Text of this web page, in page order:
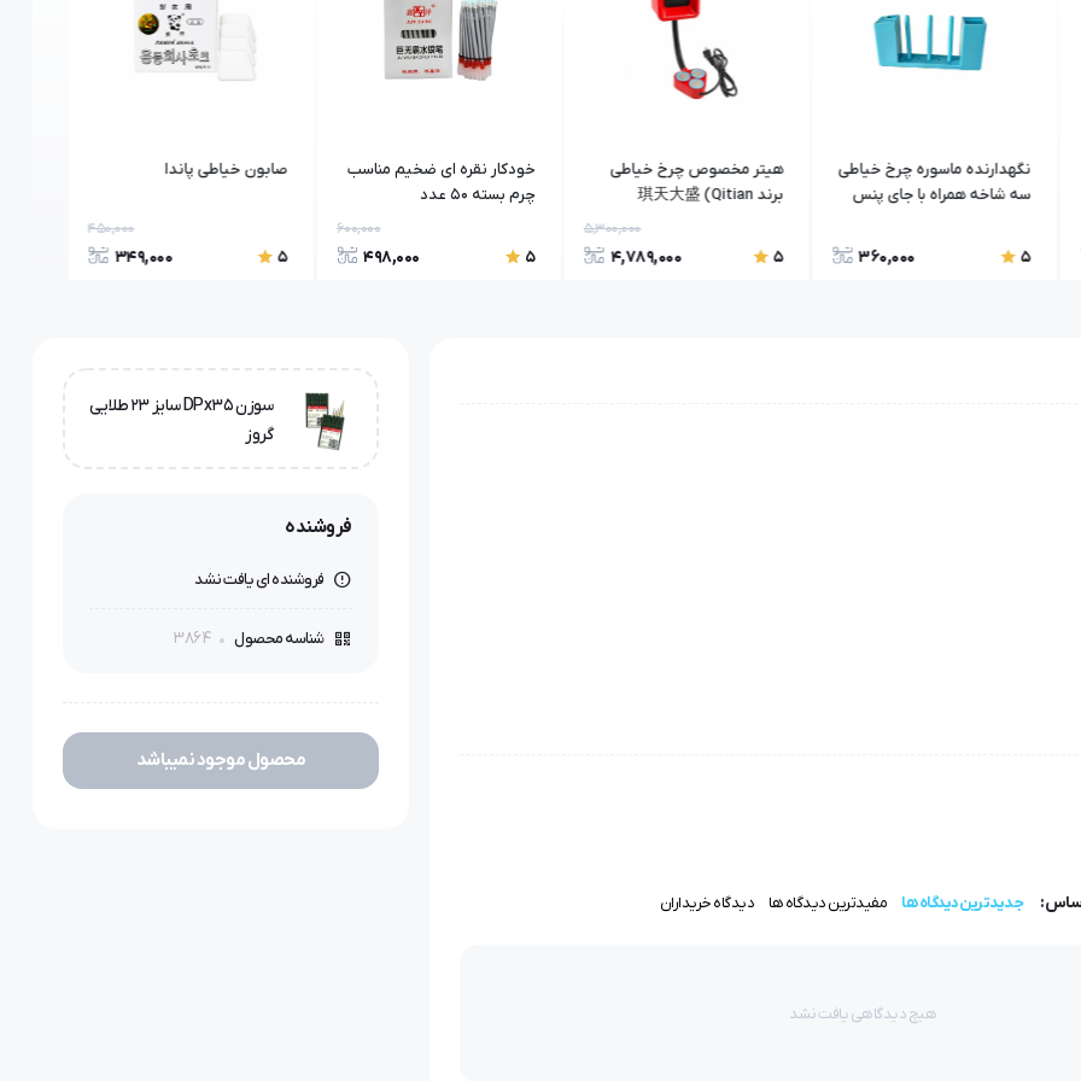
نگهدارنده ماسوره چرخ خیاطی
سه شاخه همراه با جای پنس
5
360,000
هیتر مخصوص چرخ خیاطی
برند 琪天大盛 (Qitian
5
5,300,000
4,789,000
خودکار نقره ای ضخیم مناسب
چرم بسته ۵۰ عدد
5
600,000
498,000
صابون خیاطی پاندا
5
450,000
349,000
ماشین‌آلات ضخیم‌دوز صنعتی است. مزایای برجسته‌ی این سوزن شامل موارد
جدیدترین دیدگاه ها مفیدترین دیدگاه ها دیدگاه خریداران
هیچ دیدگاهی یافت نشد
سوزن DPx35 سایز 23 طلایی
گروز
فروشنده
فروشنده ای یافت نشد
شناسه محصول 3864
محصول موجود نمیباشد